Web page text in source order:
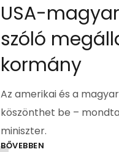
USA-
szóló
kormány
Az amerikai és a
köszönthet be –
miniszter.
BŐVEBBEN